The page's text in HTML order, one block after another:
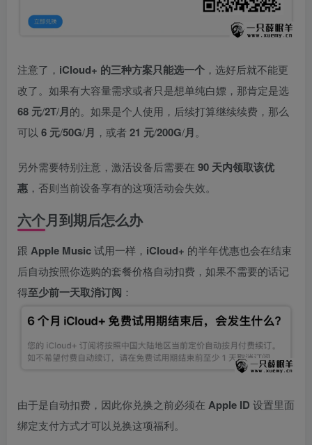
注意了， iCloud+ 的三种方案只能选一个 ，选好后就不能更
改了。如果有大容量需求或者只是想单纯白嫖，那肯定是选
68 元/2T/月的。如果是个人使用，后续打算继续续费，那么
可以 6 元/50G/月 ，或者 21 元/200G/月。
另外需要特别注意，激活设备后需要在 90 天内领取该优
惠 ，否则当前设备享有的这项活动会失效。
六个月到期后怎么办
跟 Apple Music试用一样， iCloud+ 的半年优惠也会在结束
后自动按照你选购的套餐价格自动扣费，如果不需要的话记
得至少前一天取消订阅 ：
由于是自动扣费，因此你兑换之前必须在 Apple ID 设置里面
绑定支付方式才可以兑换这项福利。